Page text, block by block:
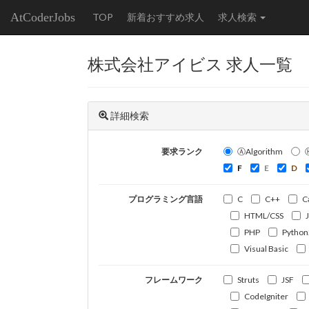
AtCoderJobs TOP 新着おすすめ求人 求人検索
株式会社アイビス 求人一覧
詳細検索
要求ランク ⒶAlgorithm
F
E D
プログラミング言語 C C++
HTML/CSS
PHP
Visual Basic
フレームワーク Struts
JSF
CodeIgniter